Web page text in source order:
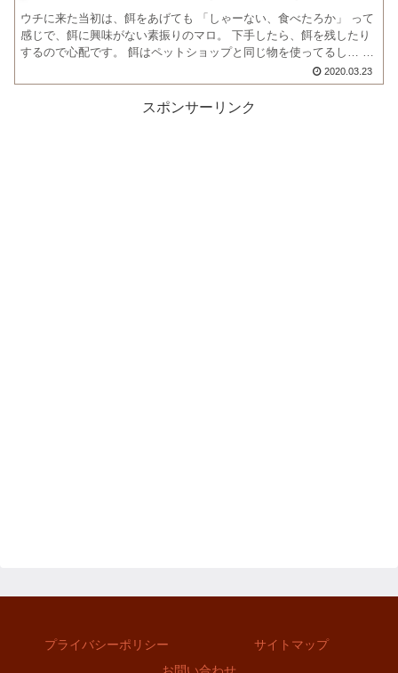
ウチに来た当初は、餌をあげても 「しゃーない、食べたろか」 って
感じで、餌に興味がない素振りのマロ。 下手したら、餌を残したり
するので心配です。 餌はペットショップと同じ物を使ってるし… ち
2020.03.23
スポンサーリンク
プライバシーポリシー
サイトマップ
お問い合わせ